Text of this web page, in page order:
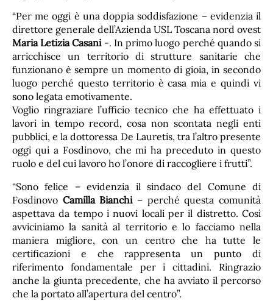
“Per me oggi è una doppia soddisfazione – evidenzia il
direttore generale dell’Azienda USL Toscana nord ovest
Maria Letizia Casani-. In primo luogo perché quando si
arricchisce un territorio di strutture sanitarie che
funzionano è sempre un momento di gioia, in secondo
luogo perché questo territorio è casa mia e quindi vi
sono legata emotivamente.
Voglio ringraziare l’ufficio tecnico che ha effettuato i
lavori in tempo record, cosa non scontata negli enti
pubblici, e la dottoressa De Lauretis, tra l’altro presente
oggi qui a Fosdinovo, che mi ha preceduto in questo
ruolo e del cui lavoro ho l’onore di raccogliere i frutti”.
“Sono felice – evidenzia il sindaco del Comune di
Fosdinovo Camilla Bianchi– perché questa comunità
aspettava da tempo i nuovi locali per il distretto. Così
avviciniamo la sanità al territorio e lo facciamo nella
maniera migliore, con un centro che ha tutte le
certificazioni e che rappresenta un punto di
riferimento fondamentale per i cittadini. Ringrazio
anche la giunta precedente, che ha avviato il percorso
che la portato all’apertura del centro”.